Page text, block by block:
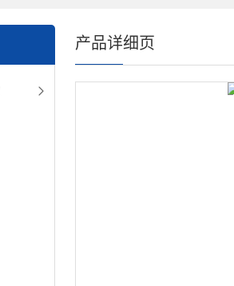
产品详细页